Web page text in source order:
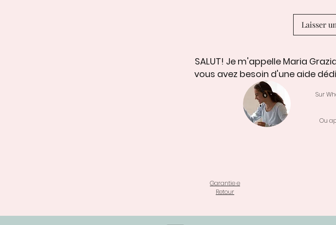
Laisser
SALUT! Je m'appelle Maria
vous avez besoin d'une aide
Sur
Ou
Garantie e
Retour